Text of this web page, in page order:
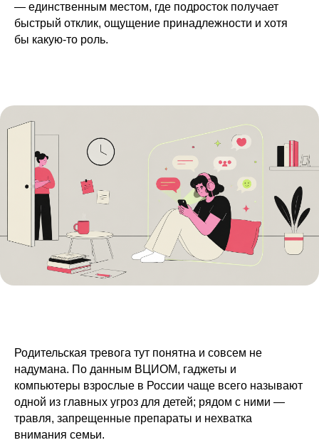
— единственным местом, где подросток получает
быстрый отклик, ощущение принадлежности и хотя
бы какую-то роль.
Родительская тревога тут понятна и совсем не
надумана. По данным ВЦИОМ, гаджеты и
компьютеры взрослые в России чаще всего называют
одной из главных угроз для детей; рядом с ними —
травля, запрещенные препараты и нехватка
внимания семьи.